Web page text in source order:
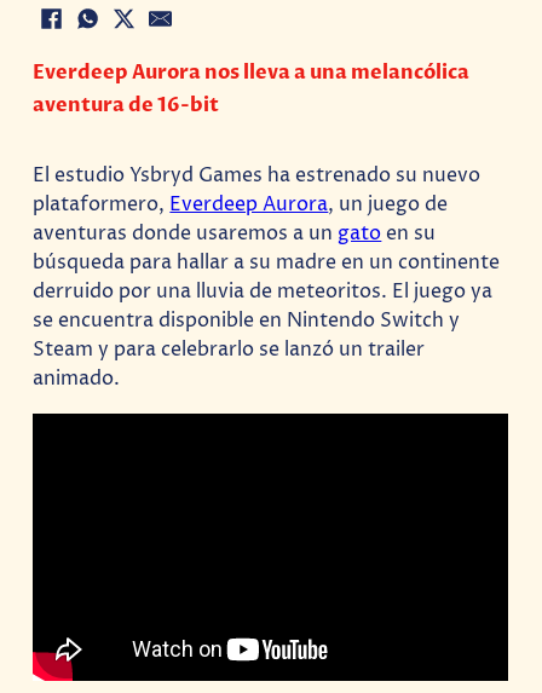
Everdeep Aurora nos lleva a una melancólica
aventura de 16-bit
El estudio Ysbryd Games ha estrenado su nuevo
plataformero,Everdeep Aurora, un juego de
aventuras donde usaremos a un gatoen su
búsqueda para hallar a su madre en un continente
derruido por una lluvia de meteoritos. El juego ya
se encuentra disponible en Nintendo Switch y
Steam y para celebrarlo se lanzó un trailer
animado.